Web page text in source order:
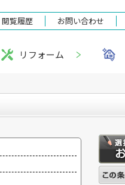
閲覧履歴 お問い合わせ
リフォーム